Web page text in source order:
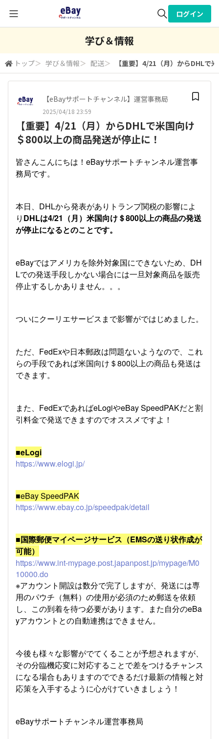
検索
ログイン
学び＆情報
トップ＞ 学び＆情報＞ 配送＞ 【重要】4/21（月）からDHLで
【eBayサポートチャンネル】運営事務局
2025/04/18 23:59
【重要】4/21（月）からDHLで米国向け
＄800以上の商品発送が停止に！
皆さんこんにちは！eBayサポートチャンネル運営事
務局です。
本日、DHLから発表がありトランプ関税の影響によ
り DHLは4/21（月）米国向け＄800以上の商品の発送
が停止になるとのことです。
eBayではアメリカを除外対象国にできないため、DH
Lでの発送手段しかない場合には一旦対象商品を販売
停止するしかありません。。。
ついにクーリエサービスまで影響がではじめました。
ただ、FedExや日本郵政は問題ないようなので、これ
らの手段であれば米国向け＄800以上の商品も発送は
できます。
また、FedExであればeLogiやeBay SpeedPAKだと割
引料金で発送できますのでオススメですよ！
■eLogi
https://www.elogi.jp/
■eBay SpeedPAK
https://www.ebay.co.jp/speedpak/detail
■国際郵便マイページサービス（EMSの送り状作成が
可能）
https://www.int-mypage.post.japanpost.jp/mypage/M0
10000.do
※アカウント開設は数分で完了しますが、発送には専
用のパウチ（無料）の使用が必須のため郵送を依頼
し、この到着を待つ必要があります。また自分のeBa
yアカウントとの自動連携はできません。
今後も様々な影響がでてくることが予想されますが、
その分臨機応変に対応することで差をつけるチャンス
になる場合もありますのでできるだけ最新の情報と対
応策を入手するように心がけていきましょう！
eBayサポートチャンネル運営事務局